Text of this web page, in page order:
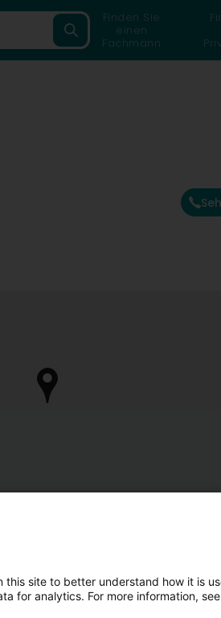
Finden Sie
einen
Fachmann
this site to better understand how it is
for analytics. For more information,